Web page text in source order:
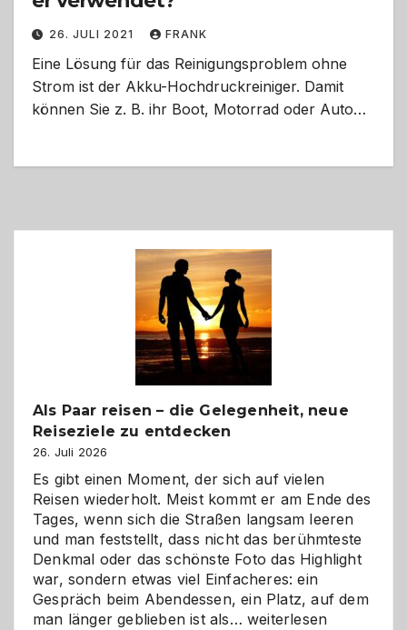
26. JULI 2021 FRANK
Eine Lösung für das Reinigungsproblem ohne
Strom ist der Akku-Hochdruckreiniger. Damit
können Sie z. B. ihr Boot, Motorrad oder Auto…
Als Paar reisen – die Gelegenheit, neue
Reiseziele zu entdecken
26. Juli 2026
Es gibt einen Moment, der sich auf vielen
Reisen wiederholt. Meist kommt er am Ende des
Tages, wenn sich die Straßen langsam leeren
und man feststellt, dass nicht das berühmteste
Denkmal oder das schönste Foto das Highlight
war, sondern etwas viel Einfacheres: ein
Gespräch beim Abendessen, ein Platz, auf dem
man länger geblieben ist als… Als
weiterlesen